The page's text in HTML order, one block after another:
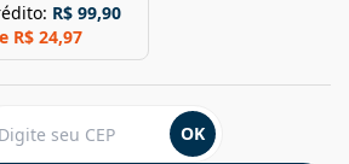
R$ 99,90
R$ 24,97
OK